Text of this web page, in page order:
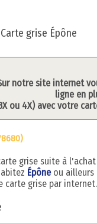
Carte grise Épône
Sur notre site internet
ligne en
ou 4X) avec votre
grise suite à
Épône ou ailleurs
grise par internet.